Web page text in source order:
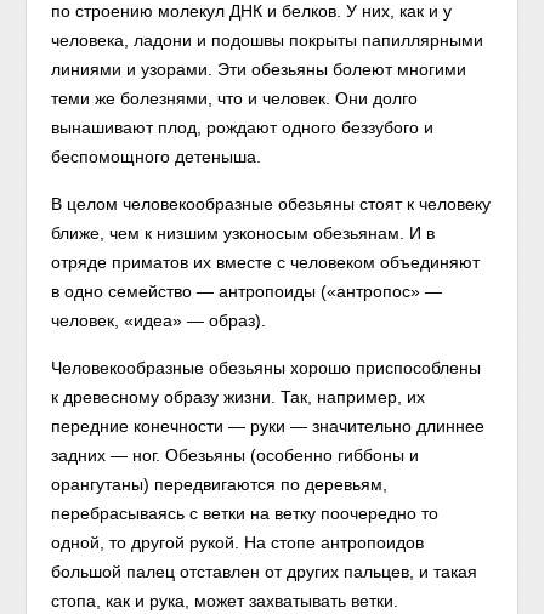
по строению молекул ДНК и белков. У них, как и у
человека, ладони и подошвы покрыты папиллярными
линиями и узорами. Эти обезьяны болеют многими
теми же болезнями, что и человек. Они долго
вынашивают плод, рождают одного беззубого и
беспомощного детеныша.
В целом человекообразные обезьяны стоят к человеку
ближе, чем к низшим узконосым обезьянам. И в
отряде приматов их вместе с человеком объединяют
в одно семейство — антропоиды («антропос» —
человек, «идеа» — образ).
Человекообразные обезьяны хорошо приспособлены
к древесному образу жизни. Так, например, их
передние конечности — руки — значительно длиннее
задних — ног. Обезьяны (особенно гиббоны и
орангутаны) передвигаются по деревьям,
перебрасываясь с ветки на ветку поочередно то
одной, то другой рукой. На стопе антропоидов
большой палец отставлен от других пальцев, и такая
стопа, как и рука, может захватывать ветки.